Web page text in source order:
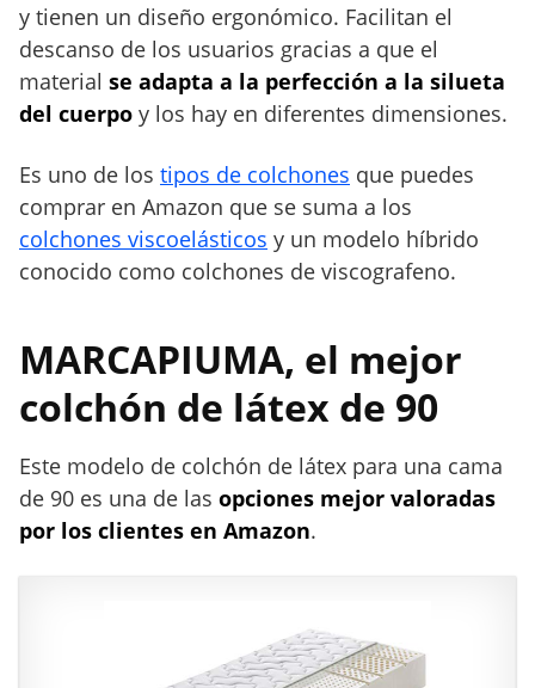
y tienen un diseño ergonómico. Facilitan el
descanso de los usuarios gracias a que el
material se adapta a la perfección a la silueta
del cuerpo y los hay en diferentes dimensiones.
Es uno de los tipos de colchones que puedes
comprar en Amazon que se suma a los
colchones viscoelásticos y un modelo híbrido
conocido como colchones de viscografeno.
MARCAPIUMA, el mejor
colchón de látex de 90
Este modelo de colchón de látex para una cama
de 90 es una de las opciones mejor valoradas
por los clientes en Amazon.